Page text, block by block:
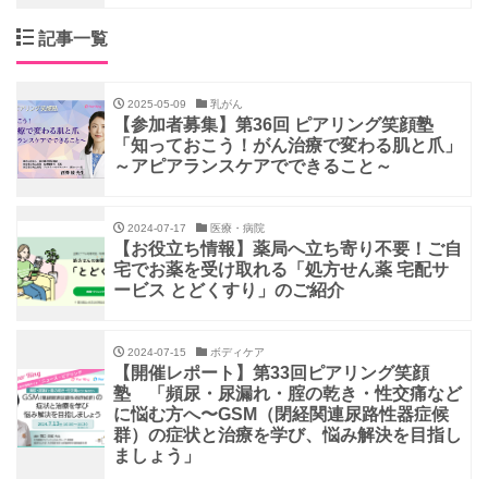
記事一覧
2025-05-09 乳がん
【参加者募集】第36回 ピアリング笑顔塾
「知っておこう！がん治療で変わる肌と爪」
～アピアランスケアでできること～
2024-07-17 医療・病院
【お役立ち情報】薬局へ立ち寄り不要！ご自
宅でお薬を受け取れる「処方せん薬 宅配サ
ービス とどくすり」のご紹介
2024-07-15 ボディケア
【開催レポート】第33回ピアリング笑顔
塾 「頻尿・尿漏れ・腟の乾き・性交痛など
に悩む方へ〜GSM（閉経関連尿路性器症候
群）の症状と治療を学び、悩み解決を目指し
ましょう」